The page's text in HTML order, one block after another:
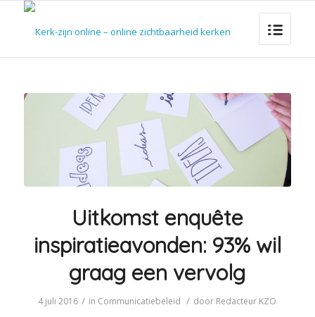
Uitkomst enquête
inspiratieavonden: 93% wil
graag een vervolg
4 juli 2016 / in Communicatiebeleid / door Redacteur KZO